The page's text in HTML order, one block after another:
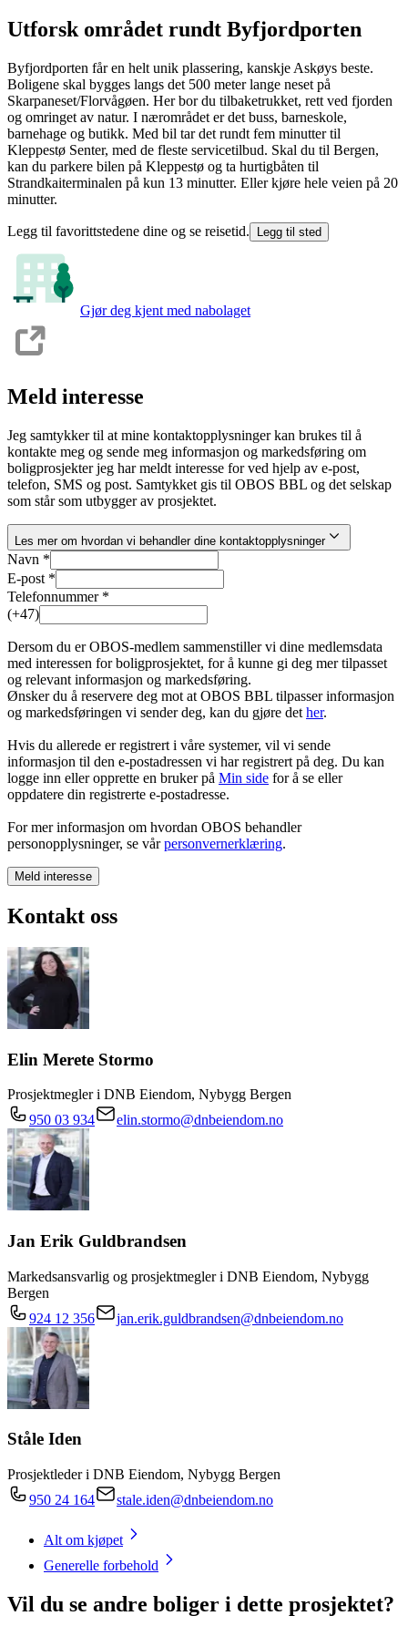
Utforsk området rundt Byfjordporten
Byfjordporten får en helt unik plassering, kanskje Askøys beste.
Boligene skal bygges langs det 500 meter lange neset på
Skarpaneset/Florvågøen. Her bor du tilbaketrukket, rett ved fjorden
og omringet av natur. I nærområdet er det buss, barneskole,
barnehage og butikk. Med bil tar det rundt fem minutter til
Kleppestø Senter, med de fleste servicetilbud. Skal du til Bergen,
kan du parkere bilen på Kleppestø og ta hurtigbåten til
Strandkaiterminalen på kun 13 minutter. Eller kjøre hele veien på 20
minutter.
Legg til favorittstedene dine og se reisetid. Legg til sted
Gjør deg kjent med nabolaget
Meld interesse
Jeg samtykker til at mine kontaktopplysninger kan brukes til å
kontakte meg og sende meg informasjon og markedsføring om
boligprosjekter jeg har meldt interesse for ved hjelp av e-post,
telefon, SMS og post. Samtykket gis til OBOS BBL og det selskap
som står som utbygger av prosjektet.
Les mer om hvordan vi behandler dine kontaktopplysninger
Navn *
E-post *
Telefonnummer *
(+47)
Dersom du er OBOS-medlem sammenstiller vi dine medlemsdata
med interessen for boligprosjektet, for å kunne gi deg mer tilpasset
og relevant informasjon og markedsføring.
Ønsker du å reservere deg mot at OBOS BBL tilpasser informasjon
og markedsføringen vi sender deg, kan du gjøre det her.
Hvis du allerede er registrert i våre systemer, vil vi sende
informasjon til den e-postadressen vi har registrert på deg. Du kan
logge inn eller opprette en bruker på Min side for å se eller
oppdatere din registrerte e-postadresse.
For mer informasjon om hvordan OBOS behandler
personopplysninger, se vårpersonvernerklæring.
Meld interesse
Kontakt oss
Elin Merete Stormo
Prosjektmegler i DNB Eiendom, Nybygg Bergen
950 03 934
elin.stormo@dnbeiendom.no
Jan Erik Guldbrandsen
Markedsansvarlig og prosjektmegler i DNB Eiendom, Nybygg
Bergen
924 12 356
jan.erik.guldbrandsen@dnbeiendom.no
Ståle Iden
Prosjektleder i DNB Eiendom, Nybygg Bergen
950 24 164
stale.iden@dnbeiendom.no
Alt om kjøpet
Generelle forbehold
Vil du se andre boliger i dette prosjektet?